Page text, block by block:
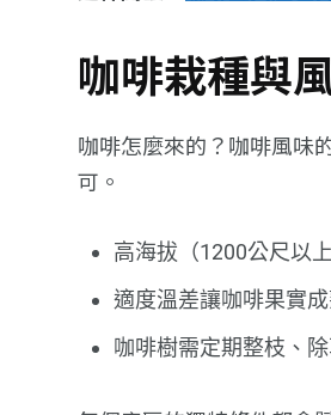
咖啡栽種與
咖啡怎麼來的？咖啡風味
可。
高海拔（1200公尺以
適度溫差讓咖啡果實
咖啡樹需定期整枝、